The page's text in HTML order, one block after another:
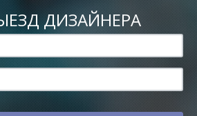
ДИЗАЙНЕРА